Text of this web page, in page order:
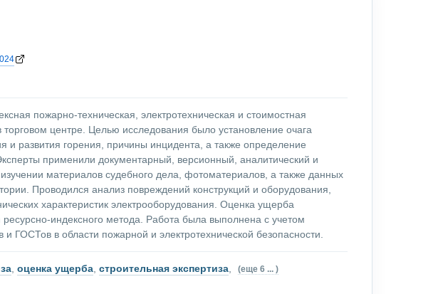
пожарно-техническая, электротехническая и стоимостная
торговом центре. Целью исследования было установление очага
и развития горения, причины инцидента, а также определение
применили документарный, версионный, аналитический и
материалов судебного дела, фотоматериалов, а также данных
Проводился анализ повреждений конструкций и оборудования,
характеристик электрооборудования. Оценка ущерба
индексного метода. Работа была выполнена с учетом
ГОСТов в области пожарной и электротехнической безопасности.
, оценка ущерба, строительная экспертиза, (еще 6 ... )